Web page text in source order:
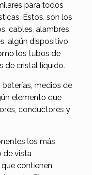
para todos
Éstos, son los
cables, alambres,
algún dispositivo
los tubos de
de cristal líquido.
medios de
elemento que
conductores y
los más
de vista
contienen